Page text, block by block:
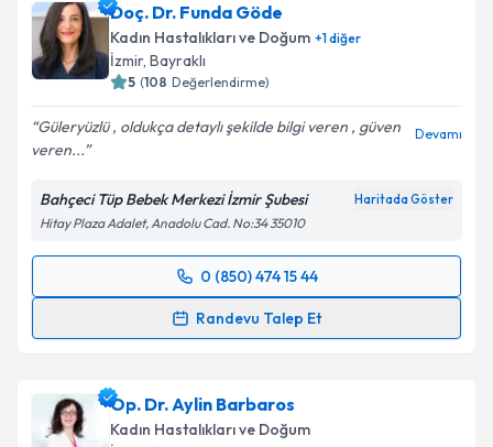
takvim hazırlandığında e-posta ile bilgilendireceğiz.
E-posta Adresiniz
'ni okudum ve kişisel verilerimin belirtilen
kapsamda işlenmesini kabul ediyorum.
Takvim Talebini Gönder
Doç. Dr. Funda Göde
Kadın Hastalıkları ve Doğum +1diğer
İzmir, Bayraklı
5 (108 Değerlendirme)
Güleryüzlü , oldukça detaylı şekilde bilgi veren , güven
veren...
Devamı
Bahçeci Tüp Bebek Merkezi İzmir Şubesi Haritada Göster
Hitay Plaza Adalet, Anadolu Cad. No:34 35010
0 (850) 474 15 44
Randevu Talep Et
Randevu Takvimi Talebi
takvim hazırlandığında e-posta ile bilgilendireceğiz.
Op. Dr. Aylin Barbaros
Kadın Hastalıkları ve Doğum